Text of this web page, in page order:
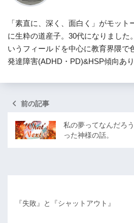
「素直に、深く、面白く」がモット
に生粋の道産子。30代になりました
いうフィールドを中心に教育界隈で
発達障害(ADHD・PD)&HSP傾向あり
前の記事
私の夢ってなんだろ
った神様の話。
『失敗』と『シャットアウト』